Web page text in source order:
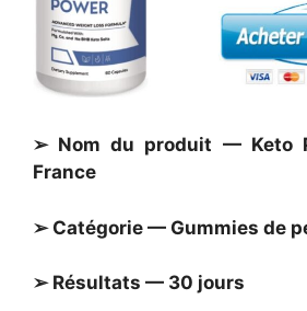
➢ Nom du produit — Keto
France
➢ Catégorie — Gummies de
➢ Résultats — 30 jours